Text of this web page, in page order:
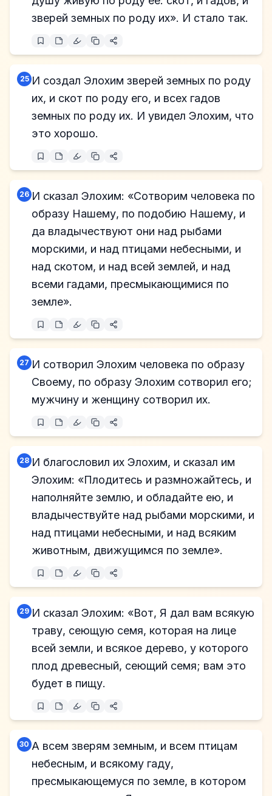
зверей земных по роду их». И стало так.
25 И создал Элохим зверей земных по роду
их, и скот по роду его, и всех гадов
земных по роду их. И увидел Элохим, что
это хорошо.
26 И сказал Элохим: «Сотворим человека по
образу Нашему, по подобию Нашему, и
да владычествуют они над рыбами
морскими, и над птицами небесными, и
над скотом, и над всей землей, и над
всеми гадами, пресмыкающимися по
земле».
27 И сотворил Элохим человека по образу
Своему, по образу Элохим сотворил его;
мужчину и женщину сотворил их.
28 И благословил их Элохим, и сказал им
Элохим: «Плодитесь и размножайтесь, и
наполняйте землю, и обладайте ею, и
владычествуйте над рыбами морскими, и
над птицами небесными, и над всяким
животным, движущимся по земле».
29 И сказал Элохим: «Вот, Я дал вам всякую
траву, сеющую семя, которая на лице
всей земли, и всякое дерево, у которого
плод древесный, сеющий семя; вам это
будет в пищу.
30 А всем зверям земным, и всем птицам
небесным, и всякому гаду,
пресмыкающемуся по земле, в котором